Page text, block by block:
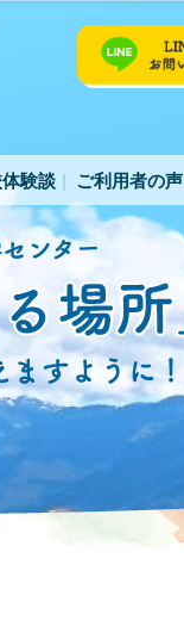
験談 ご利用者の声